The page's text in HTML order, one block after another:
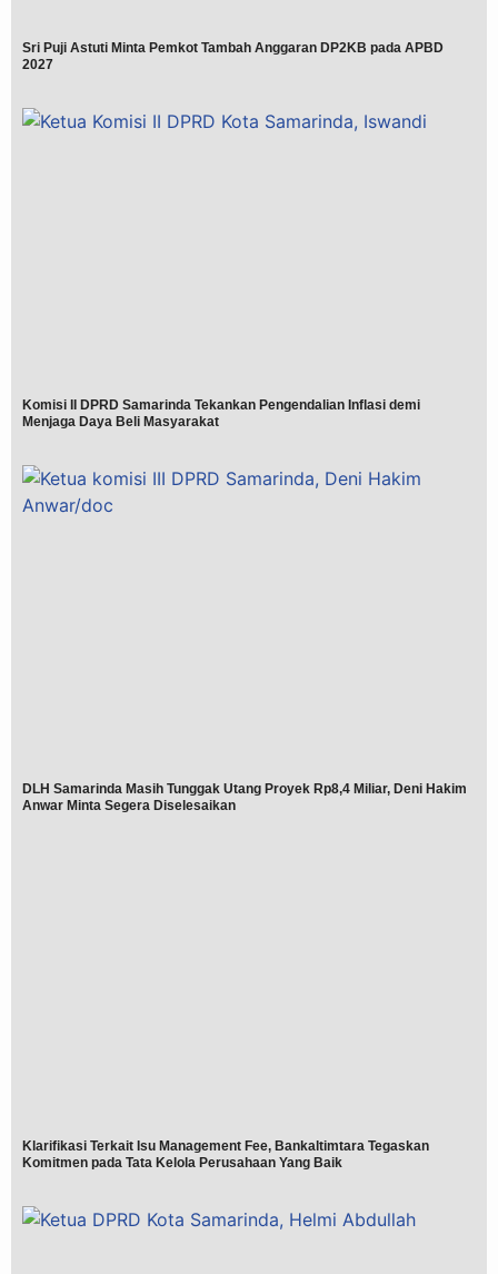
Sri Puji Astuti Minta Pemkot Tambah Anggaran DP2KB pada APBD
2027
Komisi II DPRD Samarinda Tekankan Pengendalian Inflasi demi
Menjaga Daya Beli Masyarakat
DLH Samarinda Masih Tunggak Utang Proyek Rp8,4 Miliar, Deni Hakim
Anwar Minta Segera Diselesaikan
Klarifikasi Terkait Isu Management Fee, Bankaltimtara Tegaskan
Komitmen pada Tata Kelola Perusahaan Yang Baik